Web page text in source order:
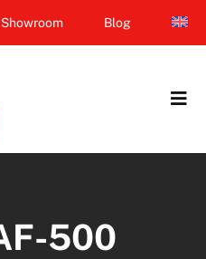
Showroom Blog
500